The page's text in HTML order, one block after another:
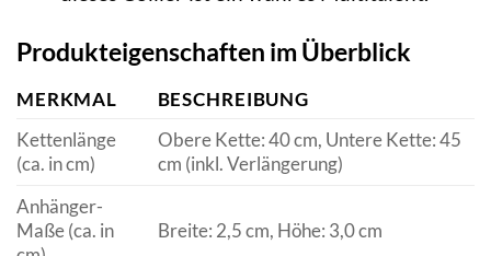
Produkteigenschaften im Überblick
MERKMAL
BESCHREIBUNG
Kettenlänge
(ca. in cm)
Obere Kette: 40 cm, Untere Kette: 45
cm (inkl. Verlängerung)
Anhänger-
Maße (ca. in
Breite: 2,5 cm, Höhe: 3,0 cm